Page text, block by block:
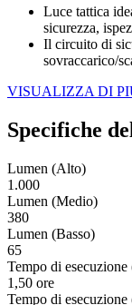
Luce tattica
sicurezza,
Il circuito di
sovraccarico/
VISUALIZZA DI
Specifiche
Lumen (Alto)
1.000
Lumen (Medio)
380
Lumen (Basso)
65
Tempo di
1,50 ore
Tempo di